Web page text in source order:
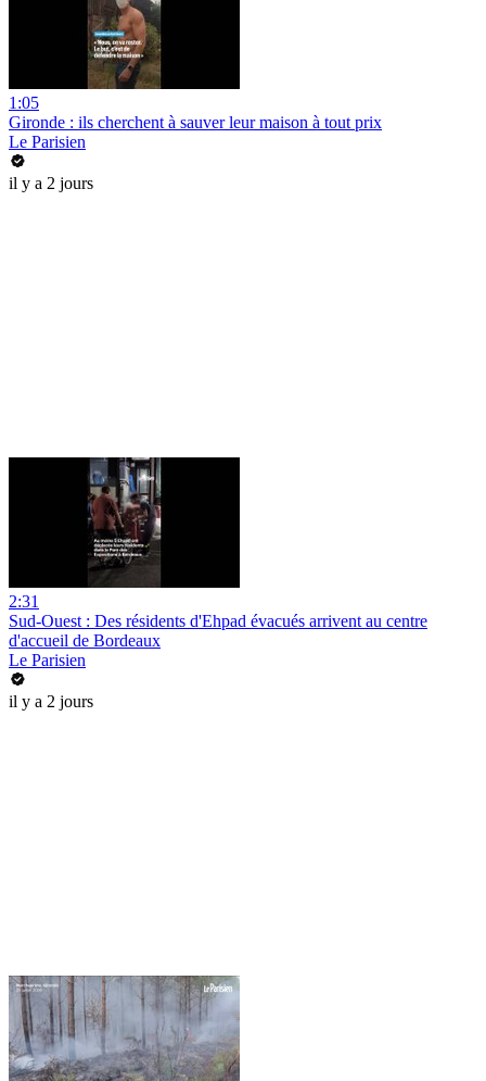
1:05
Gironde : ils cherchent à sauver leur maison à tout prix
Le Parisien
il y a 2 jours
2:31
Sud-Ouest : Des résidents d'Ehpad évacués arrivent au centre
d'accueil de Bordeaux
Le Parisien
il y a 2 jours